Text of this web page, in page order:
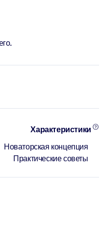
Характеристики
Новаторская концепция
Практические советы